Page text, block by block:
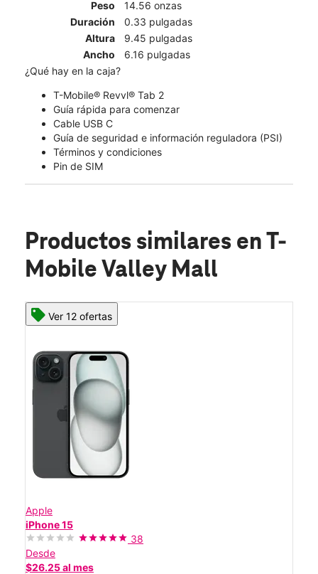
Peso
14.56 onzas
Duración
0.33 pulgadas
Altura
9.45 pulgadas
Ancho
6.16 pulgadas
¿Qué hay en la caja?
T-Mobile® Revvl® Tab 2
Guía rápida para comenzar
Cable USB C
Guía de seguridad e información reguladora (PSI)
Términos y condiciones
Pin de SIM
Productos similares en T-
Mobile Valley Mall
Ver 12 ofertas
Apple
iPhone 15
38
Desde
$26.25 al mes